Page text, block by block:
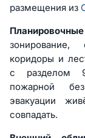
размещения из
зонирование,
коридоры и
с разделом
пожарной
эвакуации
совпадать.